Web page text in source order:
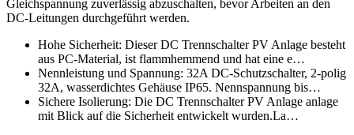
Gleichspannung zuverlässig abzuschalten, bevor Arbeiten an den
DC-Leitungen durchgeführt werden.
Hohe Sicherheit: Dieser DC Trennschalter PV Anlage besteht
aus PC-Material, ist flammhemmend und hat eine e…
Nennleistung und Spannung: 32A DC-Schutzschalter, 2-polig
32A, wasserdichtes Gehäuse IP65. Nennspannung bis…
Sichere Isolierung: Die DC Trennschalter PV Anlage anlage
mit Blick auf die Sicherheit entwickelt wurden.La…